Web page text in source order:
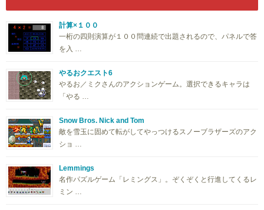
計算×１００
一桁の四則演算が１００問連続で出題されるので、パネルで答
を入 …
やるおクエスト6
やるお／ミクさんのアクションゲーム。選択できるキャラは
「やる …
Snow Bros. Nick and Tom
敵を雪玉に固めて転がしてやっつけるスノーブラザーズのアク
ショ …
Lemmings
名作パズルゲーム「レミングス」。ぞくぞくと行進してくるレ
ミン …